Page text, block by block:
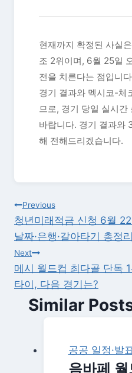
현재까지 확정된 사실
조 2위이며, 6월 25일
전을 치른다는 점입니
경기 결과와 멕시코-체
므로, 경기 당일 실시간
바랍니다. 경기 결과와
해 전해드리겠습니다.
글
탐
색
Previous
청년미래적금 신청 6월
날짜·은행·갈아타기 총정리
Next
메시 월드컵 최다골 단독
타이, 다음 경기는?
Similar
공공 일정·발
음바페